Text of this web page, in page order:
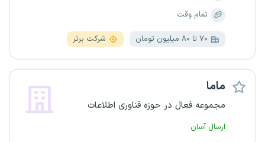
تمام وقت
۷۰ تا ۸۰ میلیون تومان شرکت برتر
ماما
مجموعه فعال در حوزه فناوری اطلاعات
ارسال آسان